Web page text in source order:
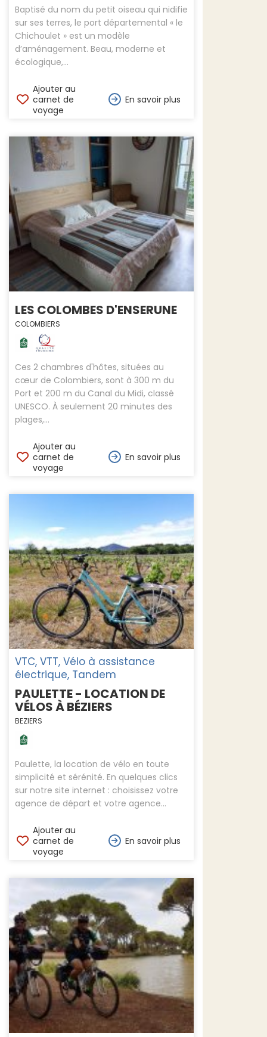
Baptisé du nom du petit oiseau qui nidifie
sur ses terres, le port départemental « le
Chichoulet » est un modèle
d’aménagement. Beau, moderne et
écologique,...
Ajouter au
carnet de
voyage
En savoir plus
LES COLOMBES D'ENSERUNE
COLOMBIERS
Ces 2 chambres d'hôtes, situées au
cœur de Colombiers, sont à 300 m du
Port et 200 m du Canal du Midi, classé
UNESCO. À seulement 20 minutes des
plages,...
Ajouter au
carnet de
voyage
En savoir plus
VTC, VTT, Vélo à assistance
électrique, Tandem
PAULETTE - LOCATION DE
VÉLOS À BÉZIERS
BEZIERS
Paulette, la location de vélo en toute
simplicité et sérénité. En quelques clics
sur notre site internet : choisissez votre
agence de départ et votre agence...
Ajouter au
carnet de
voyage
En savoir plus